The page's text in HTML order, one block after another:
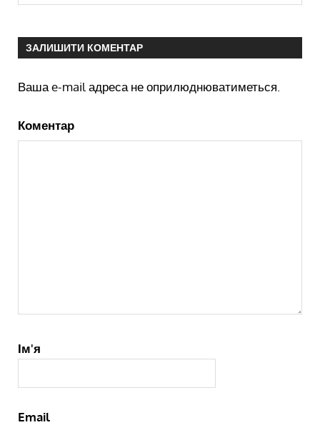
ЗАЛИШИТИ КОМЕНТАР
Ваша e-mail адреса не оприлюднюватиметься.
Коментар
Ім'я
Email